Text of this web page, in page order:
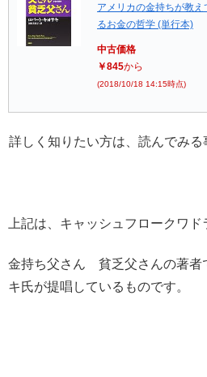
アメリカの金持ちが教え
るお金の哲学 (単行本)
中古価格
￥845から
(2018/10/18 14:15時点)
詳しく知りたい方は、読んでみる
上記は、キャッシュフロークワド
金持ち父さん 貧乏父さんの著者
キ氏が提唱しているものです。